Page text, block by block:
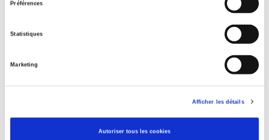
Préférences
Statistiques
Marketing
Afficher les détails
Autoriser tous les cookies
Marie-Hélène Marchand